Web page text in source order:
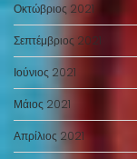
Οκτώβριος 2021
Σεπτέμβριος 2021
Ιούνιος 2021
Μάιος 2021
Απρίλιος 2021